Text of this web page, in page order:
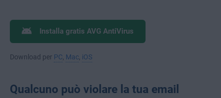
Installa gratis AVG AntiVirus
Download per PC Mac iOS
Qualcuno può violare la tua email